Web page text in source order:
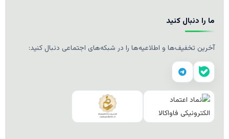
ما را دنبال کنید
آخرین تخفیف‌ها و اطلاعیه‌ها را در شبکه‌های اجتماعی دنبال کنید: